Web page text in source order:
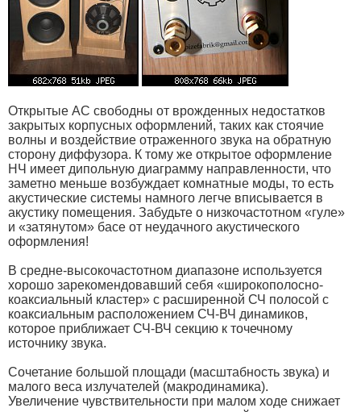
Открытые АС свободны от врожденных недостатков
закрытых корпусных оформлений, таких как стоячие
волны и воздействие отраженного звука на обратную
сторону диффузора. К тому же открытое оформление
НЧ имеет дипольную диаграмму направленности, что
заметно меньше возбуждает комнатные моды, то есть
акустические системы намного легче вписывается в
акустику помещения. Забудьте о низкочастотном «гуле»
и «затянутом» басе от неудачного акустического
оформления!
В средне-высокочастотном диапазоне используется
хорошо зарекомендовавший себя «широкополосно-
коаксиальный кластер» с расширенной СЧ полосой с
коаксиальным расположением СЧ-ВЧ динамиков,
которое приближает СЧ-ВЧ секцию к точечному
источнику звука.
Сочетание большой площади (масштабность звука) и
малого веса излучателей (макродинамика).
Увеличение чувствительности при малом ходе снижает